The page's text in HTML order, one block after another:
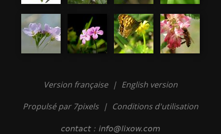
Version française | English version
Propulsé par 7pixels | Conditions d'utilisation